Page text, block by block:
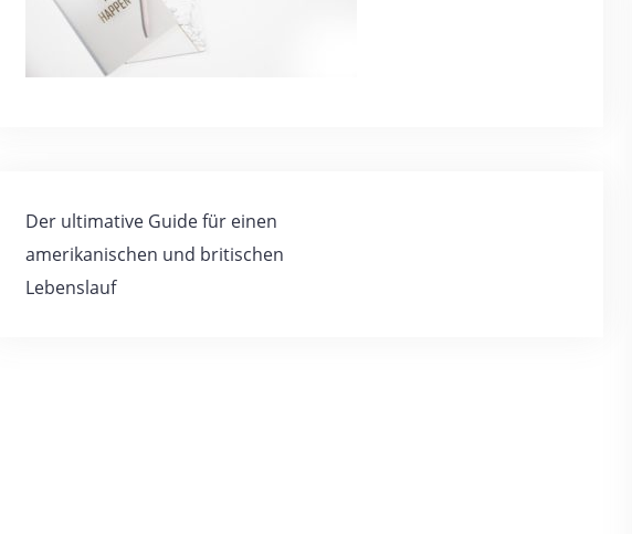
Der ultimative Guide für einen
amerikanischen und britischen
Lebenslauf